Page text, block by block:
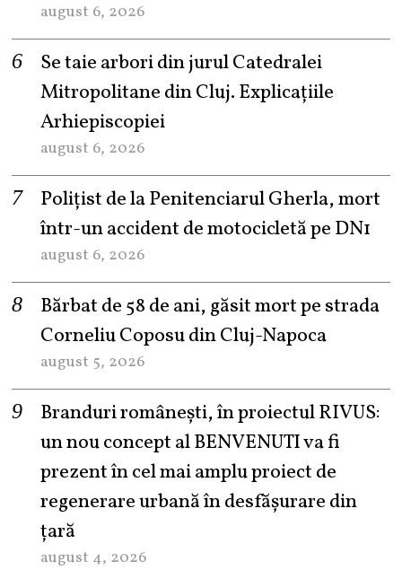
august 6, 2026
Se taie arbori din jurul Catedralei
Mitropolitane din Cluj. Explicațiile
Arhiepiscopiei
august 6, 2026
Polițist de la Penitenciarul Gherla, mort
într-un accident de motocicletă pe DN1
august 6, 2026
Bărbat de 58 de ani, găsit mort pe strada
Corneliu Coposu din Cluj-Napoca
august 5, 2026
Branduri românești, în proiectul RIVUS:
un nou concept al BENVENUTI va fi
prezent în cel mai amplu proiect de
regenerare urbană în desfășurare din
țară
august 4, 2026